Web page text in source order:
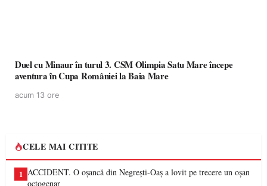
Duel cu Minaur în turul 3. CSM Olimpia Satu Mare începe
aventura în Cupa României la Baia Mare
acum 13 ore
CELE MAI CITITE
1 ACCIDENT. O oșancă din Negrești-Oaș a lovit pe trecere un oșan
octogenar